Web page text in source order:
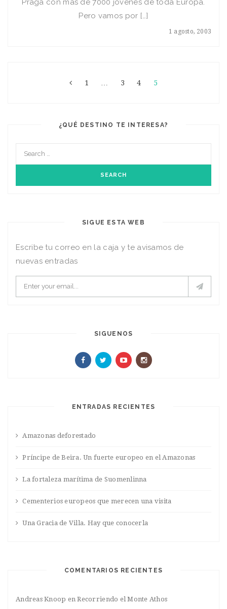
1 agosto, 2003
Praga con más de 7000 jóvenes de toda Europa.
Pero vamos por […]
1 3 4 5
¿QUÉ DESTINO TE INTERESA?
SIGUE ESTA WEB
Escribe tu correo en la caja y te avisamos de
nuevas entradas
SIGUENOS
ENTRADAS RECIENTES
Amazonas deforestado
Príncipe de Beira. Un fuerte europeo en el Amazonas
La fortaleza marítima de Suomenlinna
Cementerios europeos que merecen una visita
Una Gracia de Villa. Hay que conocerla
COMENTARIOS RECIENTES
Andreas Knoop enRecorriendo el Monte Athos